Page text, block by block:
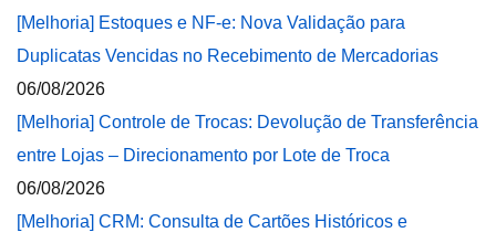
[Melhoria] Estoques e NF-e: Nova Validação para
Duplicatas Vencidas no Recebimento de Mercadorias
06/08/2026
[Melhoria] Controle de Trocas: Devolução de Transferência
entre Lojas – Direcionamento por Lote de Troca
06/08/2026
[Melhoria] CRM: Consulta de Cartões Históricos e